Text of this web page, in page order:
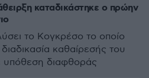
καταδικάστηκε ο πρώην
το Κογκρέσο το οποίο
καθαίρεσής του
υπόθεση διαφθοράς